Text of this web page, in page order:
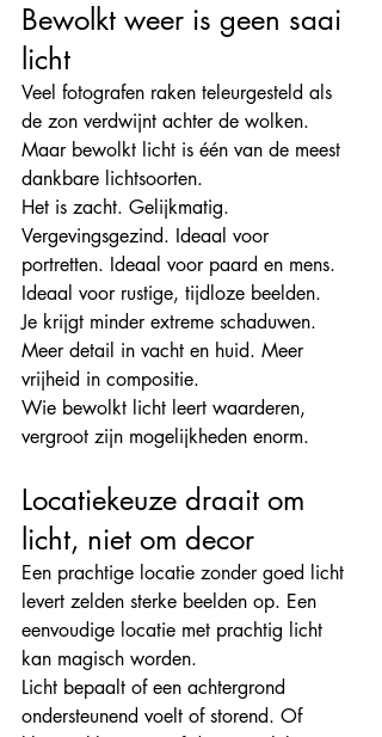
Bewolkt weer is geen saai
licht
Veel fotografen raken teleurgesteld als
de zon verdwijnt achter de wolken.
Maar bewolkt licht is één van de meest
dankbare lichtsoorten.
Het is zacht. Gelijkmatig.
Vergevingsgezind. Ideaal voor
portretten. Ideaal voor paard en mens.
Ideaal voor rustige, tijdloze beelden.
Je krijgt minder extreme schaduwen.
Meer detail in vacht en huid. Meer
vrijheid in compositie.
Wie bewolkt licht leert waarderen,
vergroot zijn mogelijkheden enorm.
Locatiekeuze draait om
licht, niet om decor
Een prachtige locatie zonder goed licht
levert zelden sterke beelden op. Een
eenvoudige locatie met prachtig licht
kan magisch worden.
Licht bepaalt of een achtergrond
ondersteunend voelt of storend. Of